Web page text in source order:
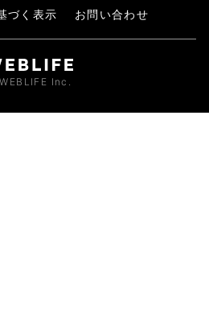
づく表示
お問い合わせ
Inc.